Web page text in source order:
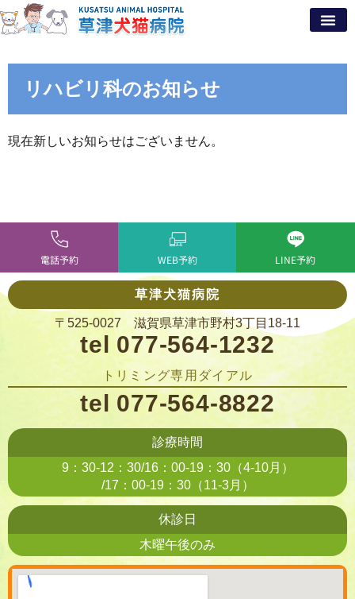
リハビリ科のお知らせ
現在新しいお知らせはございません。
電話予約 WEB予約 LINE予約
草津犬猫病院
〒525-0027 滋賀県草津市野村3丁目18-11
tel 077-564-1232
トリミング専用ダイアル
tel 077-564-8822
診療時間
9：30-12：30/16：00-19：30（4-10月）
/17：00-19：30（11-3月）
休診日
木曜午後のみ